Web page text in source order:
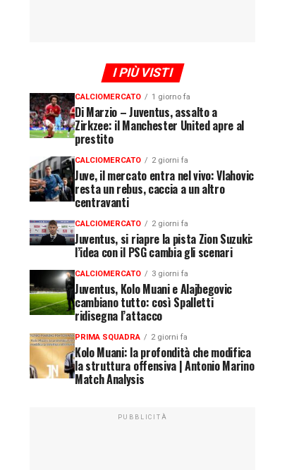
I PIÙ VISTI
CALCIOMERCATO 1 giorno fa
Di Marzio – Juventus, assalto a
Zirkzee: il Manchester United apre al
prestito
CALCIOMERCATO 2 giorni fa
Juve, il mercato entra nel vivo: Vlahovic
resta un rebus, caccia a un altro
centravanti
CALCIOMERCATO 2 giorni fa
Juventus, si riapre la pista Zion Suzuki:
l’idea con il PSG cambia gli scenari
CALCIOMERCATO 3 giorni fa
Juventus, Kolo Muani e Alajbegovic
cambiano tutto: così Spalletti
ridisegna l’attacco
PRIMA SQUADRA 2 giorni fa
Kolo Muani: la profondità che modifica
la struttura offensiva | Antonio Marino
Match Analysis
PUBBLICITÀ